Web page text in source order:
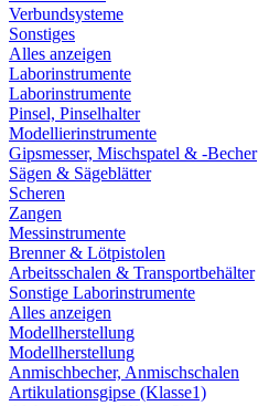
Verbundsysteme
Sonstiges
Alles anzeigen
Laborinstrumente
Laborinstrumente
Pinsel, Pinselhalter
Modellierinstrumente
Gipsmesser, Mischspatel & -Becher
Sägen & Sägeblätter
Scheren
Zangen
Messinstrumente
Brenner & Lötpistolen
Arbeitsschalen & Transportbehälter
Sonstige Laborinstrumente
Alles anzeigen
Modellherstellung
Modellherstellung
Anmischbecher, Anmischschalen
Artikulationsgipse (Klasse1)